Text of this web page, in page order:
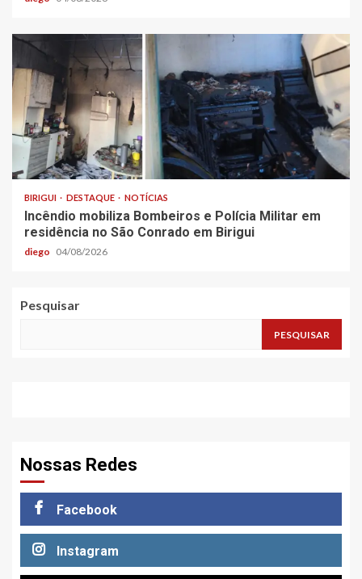
BIRIGUI DESTAQUE NOTÍCIAS
Incêndio mobiliza Bombeiros e Polícia Militar em
residência no São Conrado em Birigui
diego 04/08/2026
Pesquisar
PESQUISAR
Nossas Redes
Facebook
Instagram